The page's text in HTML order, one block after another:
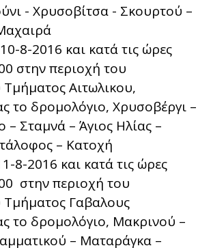
- Χρυσοβίτσα - Σκουρτού –
8-2016 και κατά τις ώρες
στην περιοχή του
Αιτωλικου,
το δρομολόγιο, Χρυσοβέργι –
– Σταμνά – Άγιος Ηλίας –
– Κατοχή
8-2016 και κατά τις ώρες
στην περιοχή του
Τμήματος Γαβαλους
το δρομολόγιο, Μακρινού –
– Ματαράγκα –